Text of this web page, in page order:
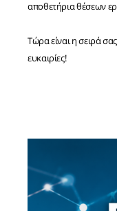
αποθετήρια θέσεων
Τώρα είναι η σειρά
ευκαιρίες!